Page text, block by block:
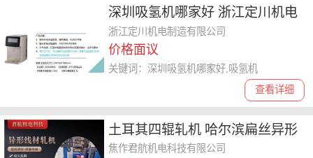
深圳吸氢机哪家好 浙江定川机电
制造供应
浙江定川机电制造有限公司
价格面议
查看详细
关键词：深圳吸氢机哪家好,吸氢机
土耳其四辊轧机 哈尔滨扁丝异形
丝精密轧机生产厂家 欢迎电话咨
焦作君航机电科技有限公司